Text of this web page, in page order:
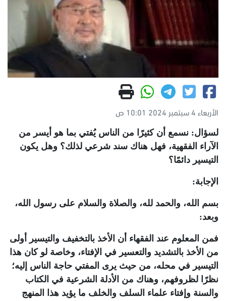
الأربعاء 4 سبتمبر 2024 10:01 ص
لسؤال: نسمع أن كثيرًا من الناس يُفتي بما هو أيسر من
الآراء الفقهية، فهل هناك سند شرعي لذلك؟ وهل يكون
التيسير دائمًا؟
الإجابة:
بسم الله، والحمد لله، والصلاة والسلام على رسول الله،
وبعد:
فمن المعلوم عند الفقهاء أن الأخذ بالتخفيف والتيسير أولى
من الأخذ بالتشديد والتعسير في الإفتاء، وخاصة لو كان هذا
التيسير في محله، من حيث يرى المفتي حاجة الناس إليه؛
نظرًا لظروفهم، وهناك من الأدلة الشرعية في الكتاب
والسنة وإفتاء علماء السلف والخلف ما يؤيد هذا المنهج